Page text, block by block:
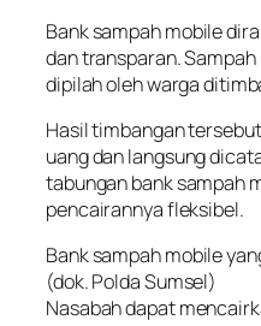
Bank sampah mobile
dan transparan.
dipilah oleh warga
Hasil timbangan
uang dan langsung
tabungan bank sampah
pencairannya fleksibel.
Bank sampah mobile
(dok. Polda Sumsel)
Nasabah dapat